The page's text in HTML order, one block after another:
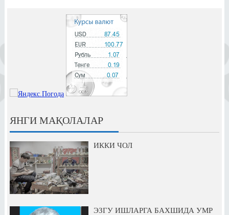
ЯНГИ МАҚОЛАЛАР
ИККИ ЧОЛ
ЭЗГУ ИШЛАРГА БАХШИДА УМР